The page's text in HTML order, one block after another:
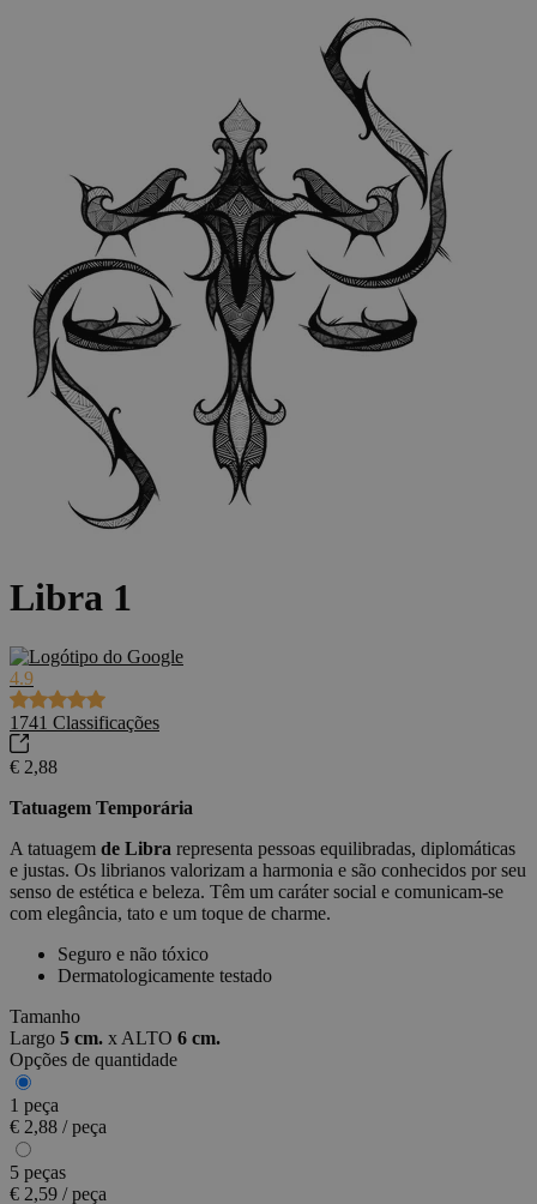
Libra 1
4.9
1741 Classificações
€ 2,88
Tatuagem Temporária
A tatuagem de Libra representa pessoas equilibradas, diplomáticas
e justas. Os librianos valorizam a harmonia e são conhecidos por seu
senso de estética e beleza. Têm um caráter social e comunicam-se
com elegância, tato e um toque de charme.
Seguro e não tóxico
Dermatologicamente testado
Tamanho
Largo 5 cm. x ALTO 6 cm.
Opções de quantidade
1 peça
€ 2,88 / peça
5 peças
€ 2,59 / peça